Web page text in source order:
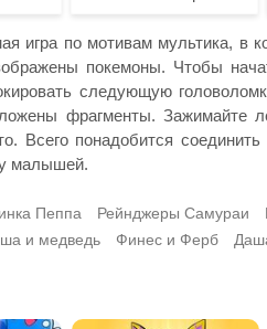
игра по мотивам мультика, в
покемоны. Чтобы
следующую
фрагменты. Зажимайте
Всего понадобится
малышей.
Пеппа Рейнджеры Самураи
и медведь Финес и Ферб